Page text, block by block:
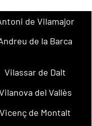
de Vilamajor
de la Barca
Vilassar de Dalt
del Vallès
Vicenç de Montalt